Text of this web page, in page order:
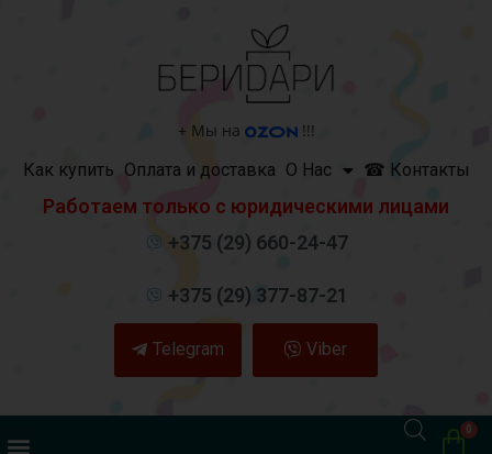
+ Мы на
!!!
Как купить Оплата и доставка О Нас ☎ Контакты
Работаем только с юридическими лицами
+375 (29) 660-24-47
+375 (29) 377-87-21
Telegram Viber